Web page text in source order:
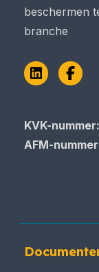
beschermen
branche
LinkedIn
KVK-
AFM-